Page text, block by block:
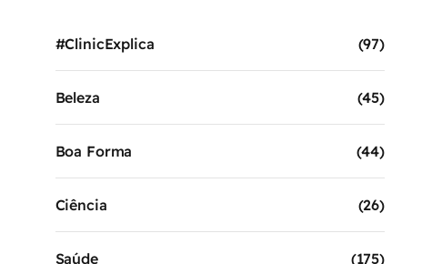
#ClinicExplica (97)
Beleza (45)
Boa Forma (44)
Ciência (26)
Saúde (175)